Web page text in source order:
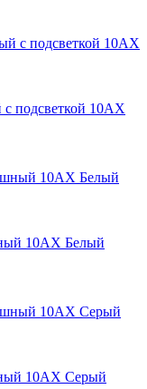
подсветкой 10АХ
10АХ Белый
10АХ Серый